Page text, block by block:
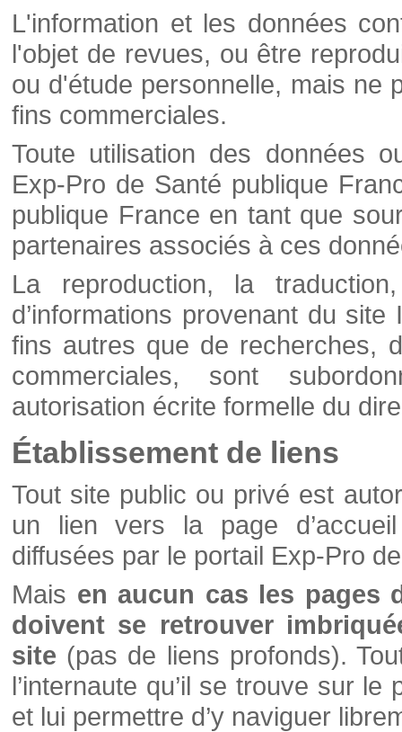
L'information et les données
l'objet de revues, ou être
ou d'étude personnelle, mais ne
fins commerciales.
Toute utilisation des données
Exp-Pro de Santé publique
publique France en tant que
partenaires associés à ces
La reproduction, la
d’informations provenant du
fins autres que de recherches,
commerciales, sont
autorisation écrite formelle du
Établissement de liens
Tout site public ou privé est
un lien vers la page
diffusées par le portail Exp-Pro
Mais en aucun cas les pages
doivent se retrouver
site (pas de liens profonds).
l’internaute qu’il se trouve sur
et lui permettre d’y naviguer